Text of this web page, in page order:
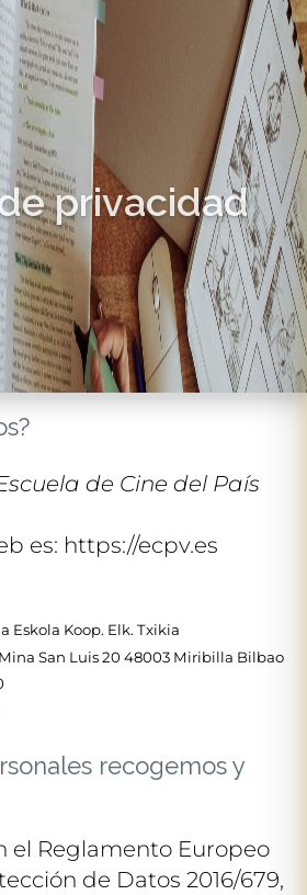
privacidad
de Cine del País
es: https://ecpv.es
Eskola Koop. Elk. Txikia
San Luis 20 48003 Miribilla Bilbao
recogemos y
el Reglamento Europeo
de Datos 2016/679,